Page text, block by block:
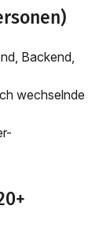
Backend,
wechselnde